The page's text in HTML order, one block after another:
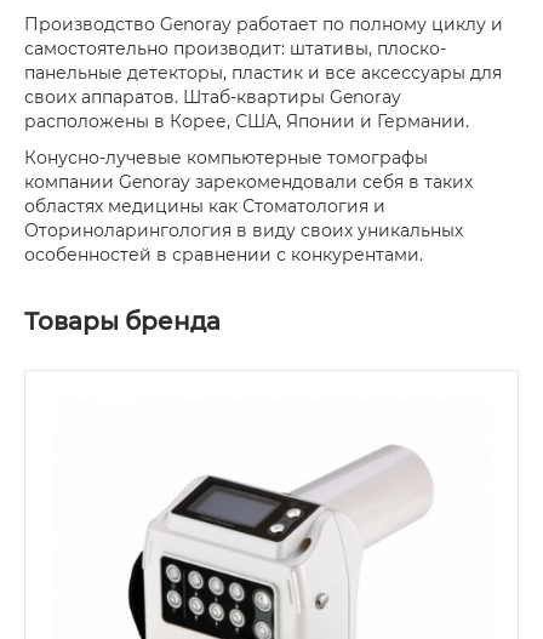
Производство Genoray работает по полному циклу и
самостоятельно производит: штативы, плоско-
панельные детекторы, пластик и все аксессуары для
своих аппаратов. Штаб-квартиры Genoray
расположены в Корее, США, Японии и Германии.
Конусно-лучевые компьютерные томографы
компании Genoray зарекомендовали себя в таких
областях медицины как Стоматология и
Оториноларингология в виду своих уникальных
особенностей в сравнении с конкурентами.
Товары бренда